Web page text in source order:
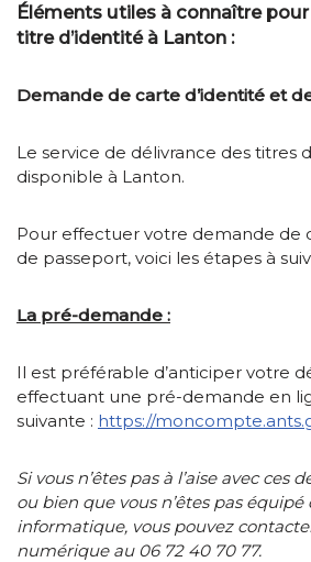
Éléments utiles à connaître
titre d’identité à Lanton :
Demande de carte d’identité et
Le service de délivrance des titres
disponible à Lanton.
Pour effectuer votre demande de
de passeport, voici les étapes à
La pré-demande :
Il est préférable d’anticiper votre
effectuant une pré-demande en
suivante : https://
Si vous n’êtes pas à l’aise avec ces
ou bien que vous n’êtes pas
informatique, vous pouvez
numérique au 06 72 40 70 77.